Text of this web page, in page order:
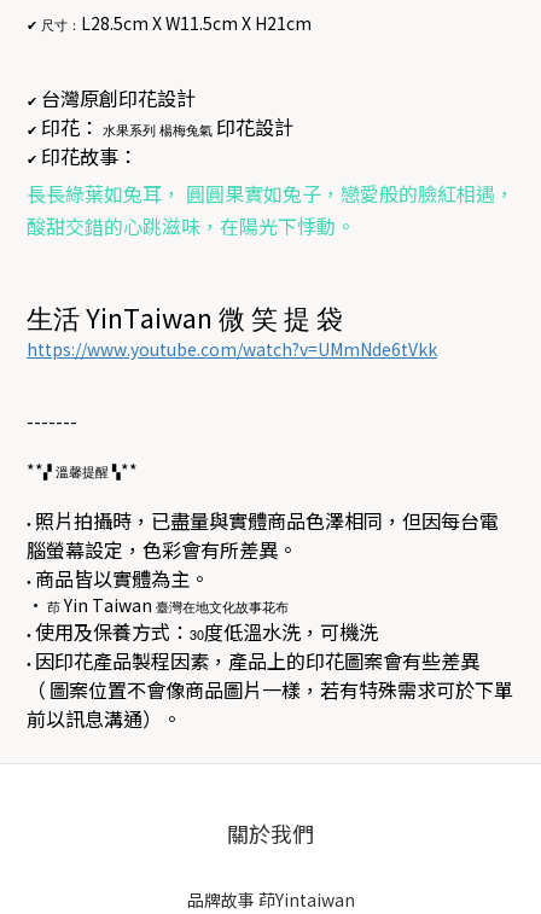
✔ 尺寸： L28.5cm X W11.5cm X H21cm
✔ 台灣原創印花設計
✔ 印花： 水果系列 楊梅兔氣 印花設計
✔ 印花故事：
長長綠葉如兔耳， 圓圓果實如兔子，戀愛般的臉紅相遇，
酸甜交錯的心跳滋味，在陽光下悸動。
生活 YinTaiwan 微 笑 提 袋
https://www.youtube.com/watch?v=UMmNde6tVkk
-------
**▞ 溫馨提醒 ▚**
• 照片拍攝時，已盡量與實體商品色澤相同，但因每台電
腦螢幕設定，色彩會有所差異。
• 商品皆以實體為主。
• 茚Yin Taiwan 臺灣在地文化故事花布
•使用及保養方式： 30度低溫水洗，可機洗
• 因印花產品製程因素，產品上的印花圖案會有些差異
（ 圖案位置不會像商品圖片一樣，若有特殊需求可於下單
前以訊息溝通）。
關於我們
品牌故事 茚Yintaiwan